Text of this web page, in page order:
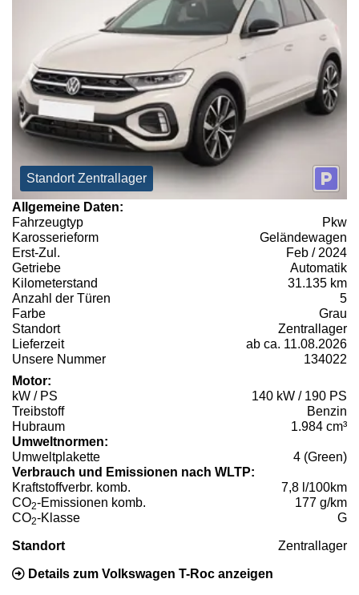
Standort Zentrallager
Allgemeine Daten:
Fahrzeugtyp
Pkw
Karosserieform
Geländewagen
Erst-Zul.
Feb / 2024
Getriebe
Automatik
Kilometerstand
31.135 km
Anzahl der Türen
5
Farbe
Grau
Standort
Zentrallager
Lieferzeit
ab ca. 11.08.2026
Unsere Nummer
134022
Motor:
kW / PS
140 kW / 190 PS
Treibstoff
Benzin
Hubraum
1.984 cm³
Umweltnormen:
Umweltplakette
4 (Green)
Verbrauch und Emissionen nach WLTP:
Kraftstoffverbr. komb.
7,8 l/100km
CO2-Emissionen komb.
177 g/km
CO2-Klasse G
Standort Zentrallager
Details zum Volkswagen T-Roc anzeigen